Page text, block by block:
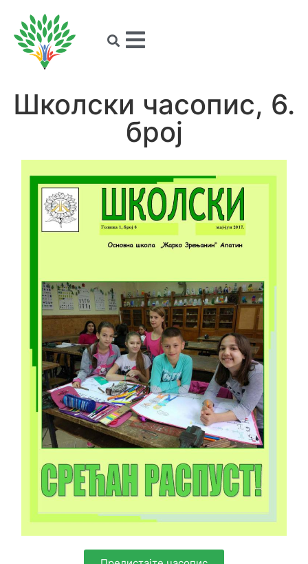
Школски часопис, 6.
број